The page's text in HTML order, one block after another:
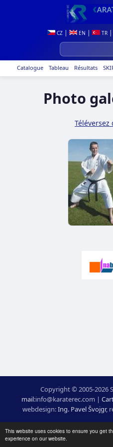
This website uses cookies to ensure you get
experience on our website.
CZ| EN | TR|
Catalogue Tableau Résultats
Photo
Téléversez
Copyright © 2005-2026
mail:moc.ceretarak@ofni |
webdesign:Ing. Pavel Švojgr,